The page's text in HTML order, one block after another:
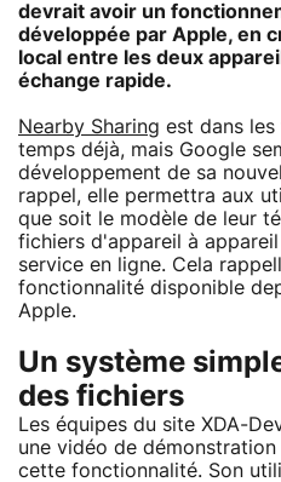
devrait avoir un
développée par Apple, en
local entre les deux
échange rapide.
Nearby Sharing est dans
temps déjà, mais Google
développement de sa
rappel, elle permettra aux
que soit le modèle de leur
fichiers d'appareil à
service en ligne. Cela
fonctionnalité disponible
Apple.
Un système
des fichiers
Les équipes du site XDA-
une vidéo de
cette fonctionnalité. Son